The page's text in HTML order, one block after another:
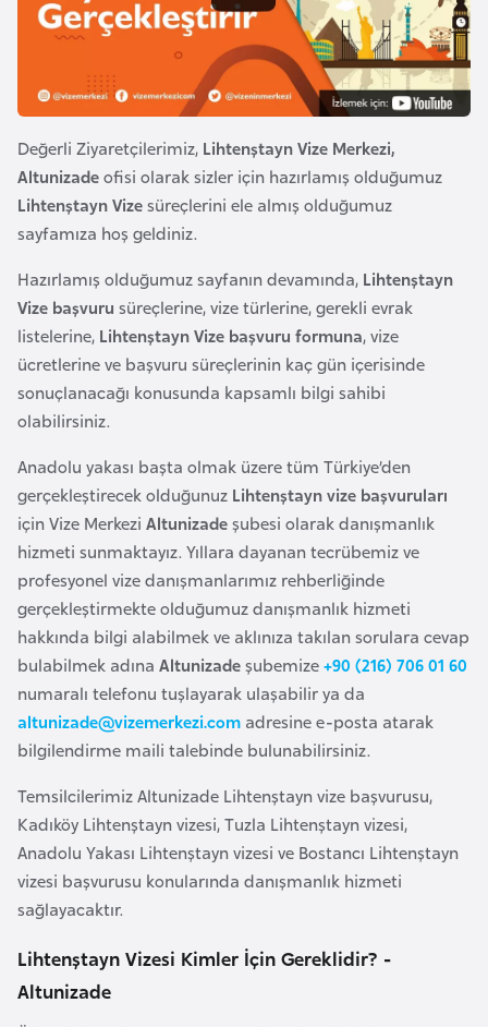
Değerli Ziyaretçilerimiz, Lihtenştayn Vize Merkezi,
Altunizade​ofisi olarak sizler için hazırlamış olduğumuz
Lihtenştayn Vizesüreçlerini ele almış olduğumuz
sayfamıza hoş geldiniz.
Hazırlamış olduğumuz sayfanın devamında, Lihtenştayn
Vize başvuru süreçlerine, vize türlerine, gerekli evrak
listelerine, Lihtenştayn Vize başvuru formuna, vize
ücretlerine ve başvuru süreçlerinin kaç gün içerisinde
sonuçlanacağı konusunda kapsamlı bilgi sahibi
olabilirsiniz.
Anadolu yakası başta olmak üzere tüm Türkiye’den
gerçekleştirecek olduğunuz Lihtenştayn vize başvuruları
için Vize Merkezi Altunizadeşubesi olarak danışmanlık
hizmeti sunmaktayız. Yıllara dayanan tecrübemiz ve
profesyonel vize danışmanlarımız rehberliğinde
gerçekleştirmekte olduğumuz danışmanlık hizmeti
hakkında bilgi alabilmek ve aklınıza takılan sorulara cevap
bulabilmek adına Altunizadeşubemize+90 (216) 706 01 60
numaralı telefonu tuşlayarak ulaşabilir ya da
altunizade@vizemerkezi.com adresine e-posta atarak
bilgilendirme maili talebinde bulunabilirsiniz.
Temsilcilerimiz Altunizade Lihtenştayn vize başvurusu,
Kadıköy Lihtenştayn vizesi, Tuzla Lihtenştayn vizesi,
Anadolu Yakası Lihtenştayn vizesi ve Bostancı Lihtenştayn
vizesi başvurusu konularında danışmanlık hizmeti
sağlayacaktır.
Lihtenştayn Vizesi Kimler İçin Gereklidir? -
Altunizade
e
B
a
n
g
l
a
d
e
ş
B
e
l
a
r
u
s
B
e
l
ç
k
a
B
e
n
i